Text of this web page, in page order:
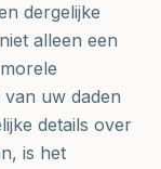
dergelijke
alleen een
uw daden
details over
is het